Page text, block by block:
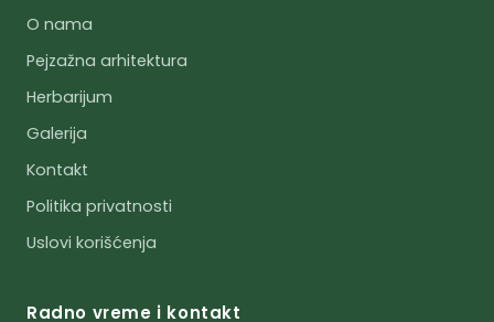
O nama
Pejzažna arhitektura
Herbarijum
Galerija
Kontakt
Politika privatnosti
Uslovi korišćenja
Radno vreme i kontakt